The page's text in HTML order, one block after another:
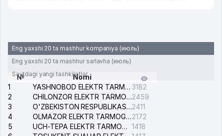
Eng yaxshi 20 ta mashhur kompaniya (июль)
Eng yaxshi 20 ta mashhur sarlavha (июль)
Saytdagi yangi tashkilotlar
№
Nomi
1
YASHNOBOD ELEKTR TARMOG'I NOSOZLIKLARI XIZMATI 3182
2
CHILONZOR ELEKTR TARMOG'I NOSOZLIK XIZMATI2459
3
O'ZBEKISTON RESPUBLIKASI BOSH PROKURATURASI ISHONCH TELEFONI2411
4
OLMAZOR ELEKTR TARMOG'I NOSOZLIKLARI XIZMATI2172
5
UCH-TEPA ELEKTR TARMOG'I NOSOZLIKLARI XIZMATI 1418